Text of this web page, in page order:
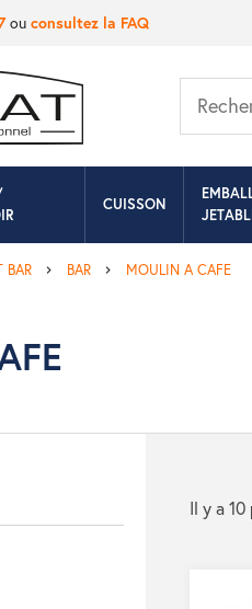
ou consultez la FAQ
CUISSON
BAR BAR MOULIN A CAFE
Il y a